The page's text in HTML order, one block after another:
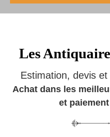
Les
Estimation, devis
Achat dans les
et